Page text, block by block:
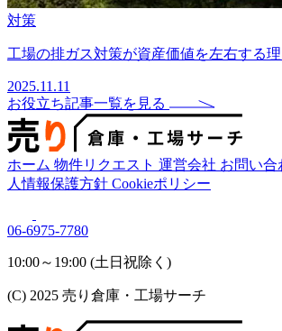
対策
工場の排ガス対策が資産価値を左右する
2025.11.11
お役立ち記事一覧を見る
ホーム 物件リクエスト 運営会社 お問い合
人情報保護方針 Cookieポリシー
06-6975-7780
10:00～19:00 (土日祝除く)
(C) 2025 売り倉庫・工場サーチ